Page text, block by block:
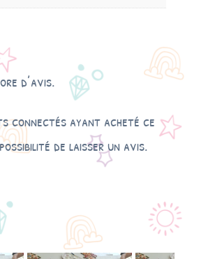
d’avis.
connectés ayant acheté ce
de laisser un avis.